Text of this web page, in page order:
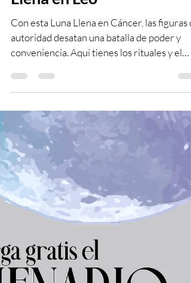
Laura Kryshtar
1 feb
19 min de lectura
Horóscopo de la Luna
Llena en Leo
Con esta Luna Llena en Cáncer, las figuras
autoridad desatan una batalla de poder y
conveniencia. Aquí tienes los rituales y el
horóscopo de este plenilunio. Busca tu signo
de Sol y Ascendente.